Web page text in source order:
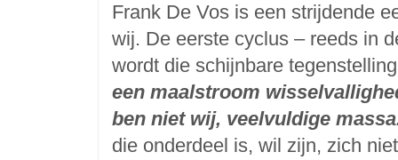
Frank De Vos is een strijdende
wij. De eerste cyclus – reeds in
wordt die schijnbare
een maalstroom
ben niet wij, veelvuldige
die onderdeel is, wil zijn, zich